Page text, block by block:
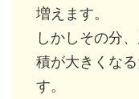
増えます。
しかしその分
積が大きくな
す。